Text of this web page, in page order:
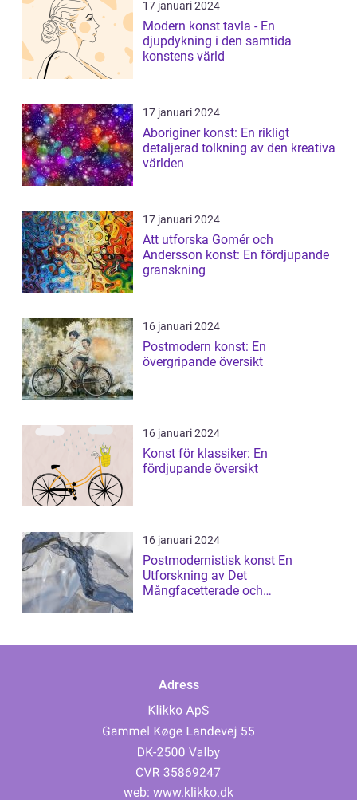
17 januari 2024
Modern konst tavla - En
djupdykning i den samtida
konstens värld
17 januari 2024
Aboriginer konst: En rikligt
detaljerad tolkning av den kreativa
världen
17 januari 2024
Att utforska Gomér och
Andersson konst: En fördjupande
granskning
16 januari 2024
Postmodern konst: En
övergripande översikt
16 januari 2024
Konst för klassiker: En
fördjupande översikt
16 januari 2024
Postmodernistisk konst En
Utforskning av Det
Mångfacetterade och
Adress
web: www.klikko.dk